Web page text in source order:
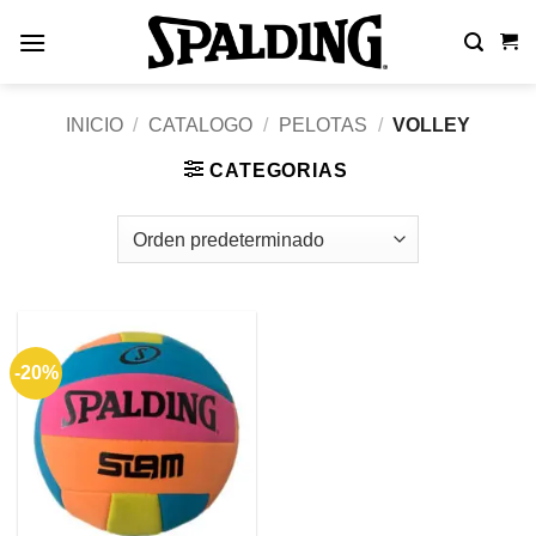
INICIO / CATALOGO / PELOTAS / VOLLEY
CATEGORIAS
-20%